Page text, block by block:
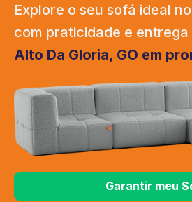
Explore o seu sofá ideal
com praticidade e entrega
Alto Da Gloria, GO em
Garantir meu